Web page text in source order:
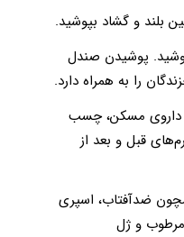
بلند و گشاد بپوشید.
پوشیدن صندل
را به همراه دارد.
داروی مسکن، چسب
قبل و بعد از
ضدآفتاب، اسپری
و ژل